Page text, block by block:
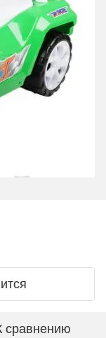
сравнению